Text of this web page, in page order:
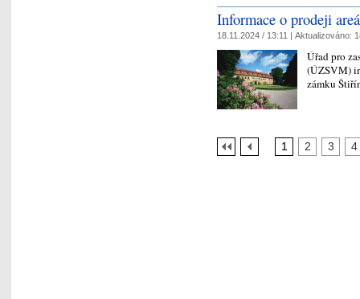
Informace o prodeji
18.11.2024 / 13:11 | Aktualizováno:
Úřad pro
(ÚZSVM)
zámku
1 2 3 4